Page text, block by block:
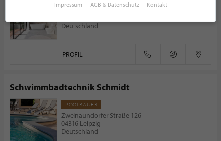
Oberste-Wilms-Straße 23
Deutschland
PROFIL
Schwimmbadtechnik Schmidt
POOLBAUER
Zweinaundorfer Straße 126
04316 Leipzig
Deutschland
Impressum AGB & Datenschutz Kontakt